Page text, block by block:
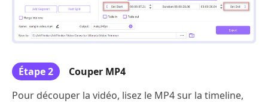
Étape 2
Couper MP4
Pour découper la vidéo, lisez le MP4 sur la timeline,